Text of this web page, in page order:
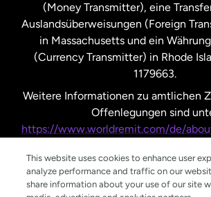
(Money Transmitter), eine
Auslandsüberweisungen (Foreign
in Massachusetts und ein
(Currency Transmitter) in Rhode
1179663.
Weitere Informationen zu amtlichen
Offenlegungen sind
https://www.worldremit.com/de/
This website uses cookies to enhance user
analyze performance and traffic on our
share information about your use of our site